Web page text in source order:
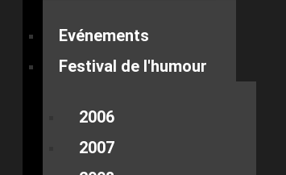
Evénements
Festival de l'humour
2006
2007